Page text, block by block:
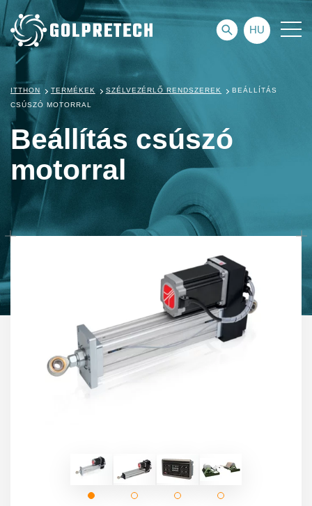
HU
ITTHON TERMÉKEK SZÉLVEZÉRLŐ RENDSZEREK
BEÁLLÍTÁS
CSÚSZÓ MOTORRAL
Beállítás csúszó
motorral